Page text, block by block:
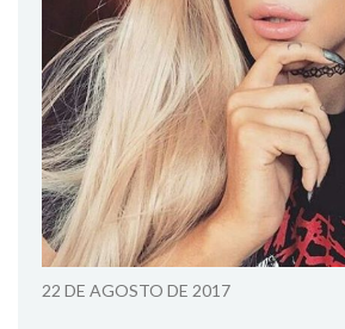
22 DE AGOSTO DE 2017